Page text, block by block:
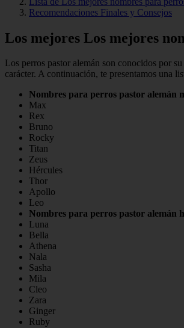
Recomendaciones Finales y Consejos
Los mejores Los mejores
Los perros pastor alemán son conocidos por
carácter. A continuación, te presentamos una
Nombres para perros pastor alemán
Max
Rex
Bruno
Rocky
Titan
Zeus
Hércules
Thor
Apollo
Leo
Nombres para perros pastor alemán
Luna
Bella
Athena
Nala
Sasha
Mila
Cleo
Zara
Ginger
Ruby